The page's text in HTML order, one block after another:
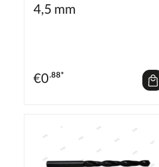
4,5 mm
€0.88*